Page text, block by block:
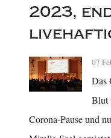
2023,
07
Das
Blut
Corona-Pause und